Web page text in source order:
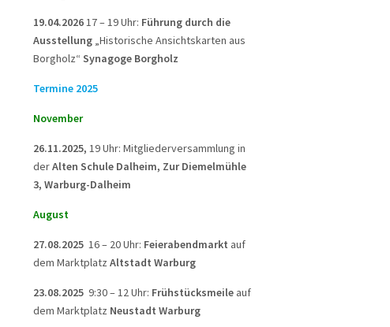
19.04.202617 – 19 Uhr: Führung durch die
Ausstellung „Historische Ansichtskarten aus
Borgholz“ Synagoge Borgholz
Termine 2025
November
26.11.2025, 19 Uhr: Mitgliederversammlung in
derAlten Schule Dalheim, Zur Diemelmühle
3, Warburg-Dalheim
August
27.08.2025 16 – 20 Uhr: Feierabendmarkt auf
dem Marktplatz Altstadt Warburg
23.08.2025 9:30 – 12 Uhr: Frühstücksmeile auf
dem Marktplatz Neustadt Warburg